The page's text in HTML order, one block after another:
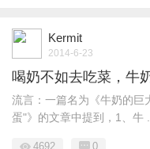
Kermit
2014-6-23
喝奶不如去吃菜，牛
流言：一篇名为《牛奶的巨
蛋"》的文章中提到，1、牛
4692 0